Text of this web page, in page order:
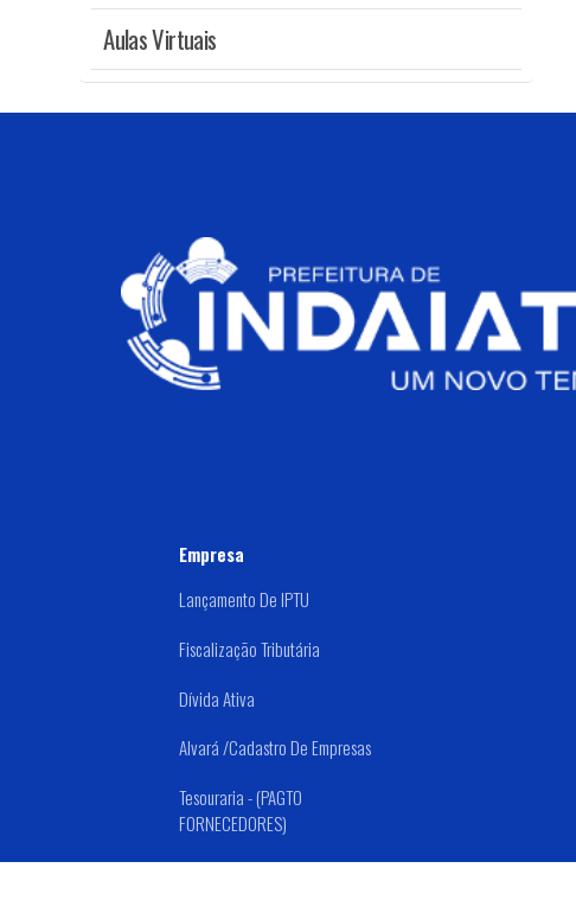
Aulas Virtuais
Empresa
Lançamento De IPTU
Fiscalização Tributária
Dívida Ativa
Alvará /Cadastro De Empresas
Tesouraria - (PAGTO
FORNECEDORES)